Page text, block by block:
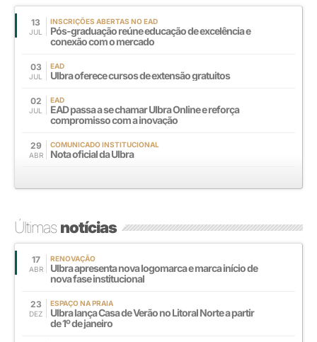
13
JUL
INSCRIÇÕES ABERTAS NO EAD
Pós-graduação reúne educação de excelência e
conexão com o mercado
03
JUL
EAD
Ulbra oferece cursos de extensão gratuitos
02
JUL
EAD
EAD passa a se chamar Ulbra Online e reforça
compromisso com a inovação
29
ABR
COMUNICADO INSTITUCIONAL
Nota oficial da Ulbra
Últimasnotícias
17
ABR
RENOVAÇÃO
Ulbra apresenta nova logomarca e marca início de
nova fase institucional
23
DEZ
ESPAÇO NA PRAIA
Ulbra lança Casa de Verão no Litoral Norte a partir
de 1º de janeiro